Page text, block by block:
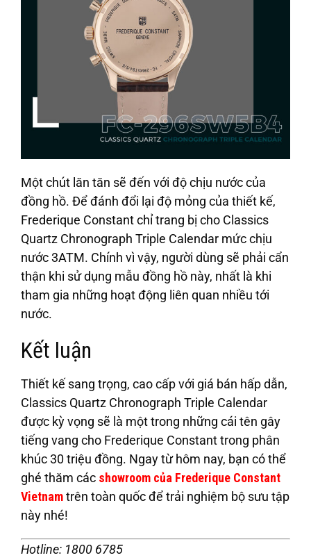
Một chút lăn tăn sẽ đến với độ chịu nước của
đồng hồ. Để đánh đổi lại độ mỏng của thiết kế,
Frederique Constant chỉ trang bị cho Classics
Quartz Chronograph Triple Calendar mức chịu
nước 3ATM. Chính vì vậy, người dùng sẽ phải cẩn
thận khi sử dụng mẫu đồng hồ này, nhất là khi
tham gia những hoạt động liên quan nhiều tới
nước.
Kết luận
Thiết kế sang trọng, cao cấp với giá bán hấp dẫn,
Classics Quartz Chronograph Triple Calendar
được kỳ vọng sẽ là một trong những cái tên gây
tiếng vang cho Frederique Constant trong phân
khúc 30 triệu đồng. Ngay từ hôm nay, bạn có thể
ghé thăm các showroom của Frederique Constant
Vietnamtrên toàn quốc để trải nghiệm bộ sưu tập
này nhé!
Hotline: 1800 6785